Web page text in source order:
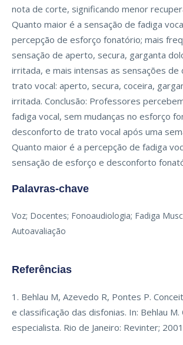
nota de corte, significando menor
Quanto maior é a sensação de fadiga
percepção de esforço fonatório; mais
sensação de aperto, secura, garganta
irritada, e mais intensas as sensações
trato vocal: aperto, secura, coceira,
irritada. Conclusão: Professores
fadiga vocal, sem mudanças no esforço
desconforto de trato vocal após uma
Quanto maior é a percepção de fadiga
sensação de esforço e desconforto
Palavras-chave
Voz; Docentes; Fonoaudiologia; Fadiga
Autoavaliação
Referências
1. Behlau M, Azevedo R, Pontes P.
e classificação das disfonias. In: Behlau
especialista. Rio de Janeiro: Revinter;